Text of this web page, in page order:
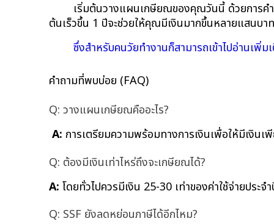
เริ่มต้นวางแผนเกษียณของคุณวันนี้ ด้วยการค
ต้นเร็วขึ้น 1 ปีจะช่วยให้คุณมีเงินมากขึ้นหลายแสนบา
ซึ่งสำหรับคนวัยทำงานก็สามารถเข้าไปอ่านเพิ่ม
คำถามที่พบบ่อย (FAQ)
Q: วางแผนเกษียณคืออะไร?
A: การเตรียมความพร้อมทางการเงินเพื่อให้มีเงิน
Q: ต้องมีเงินเท่าไหร่ถึงจะเกษียณได้?
A: โดยทั่วไปควรมีเงิน 25-30 เท่าของค่าใช้จ่ายปร
Q: SSF ยังลดหย่อนภาษีได้อีกไหม?